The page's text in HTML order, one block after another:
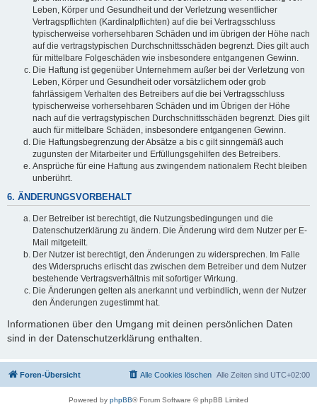
Leben, Körper und Gesundheit und der Verletzung wesentlicher
Vertragspflichten (Kardinalpflichten) auf die bei Vertragsschluss
typischerweise vorhersehbaren Schäden und im übrigen der Höhe nach
auf die vertragstypischen Durchschnittsschäden begrenzt. Dies gilt auch
für mittelbare Folgeschäden wie insbesondere entgangenen Gewinn.
Die Haftung ist gegenüber Unternehmern außer bei der Verletzung von
Leben, Körper und Gesundheit oder vorsätzlichem oder grob
fahrlässigem Verhalten des Betreibers auf die bei Vertragsschluss
typischerweise vorhersehbaren Schäden und im Übrigen der Höhe
nach auf die vertragstypischen Durchschnittsschäden begrenzt. Dies gilt
auch für mittelbare Schäden, insbesondere entgangenen Gewinn.
Die Haftungsbegrenzung der Absätze a bis c gilt sinngemäß auch
zugunsten der Mitarbeiter und Erfüllungsgehilfen des Betreibers.
Ansprüche für eine Haftung aus zwingendem nationalem Recht bleiben
unberührt.
6. ÄNDERUNGSVORBEHALT
Der Betreiber ist berechtigt, die Nutzungsbedingungen und die
Datenschutzerklärung zu ändern. Die Änderung wird dem Nutzer per E-
Mail mitgeteilt.
Der Nutzer ist berechtigt, den Änderungen zu widersprechen. Im Falle
des Widerspruchs erlischt das zwischen dem Betreiber und dem Nutzer
bestehende Vertragsverhältnis mit sofortiger Wirkung.
Die Änderungen gelten als anerkannt und verbindlich, wenn der Nutzer
den Änderungen zugestimmt hat.
Informationen über den Umgang mit deinen persönlichen Daten
sind in der Datenschutzerklärung enthalten.
Foren-Übersicht Alle Zeiten sind UTC+02:00
Alle Cookies löschen
Powered by phpBB® Forum Software © phpBB Limited